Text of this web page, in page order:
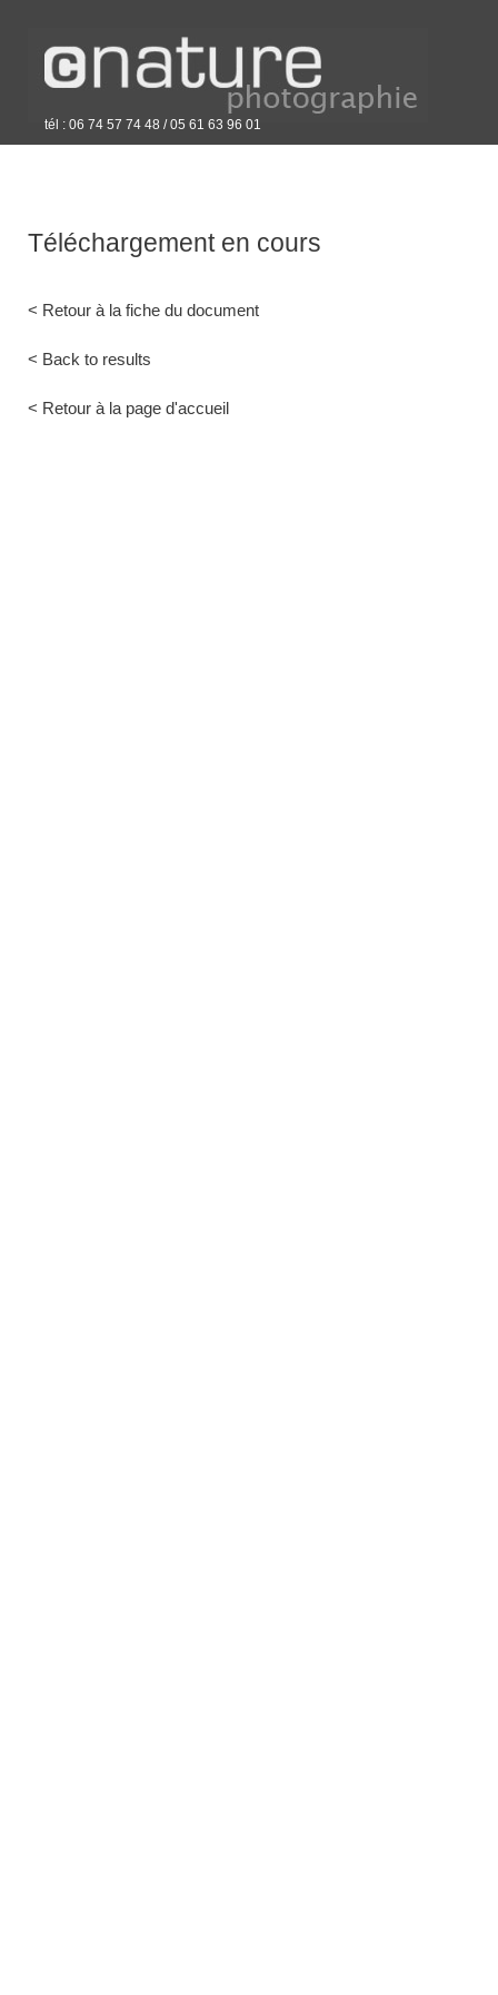
tél : 06 74 57 74 48 / 05 61 63 96 01
Téléchargement en cours
< Retour à la fiche du document
< Back to results
< Retour à la page d'accueil